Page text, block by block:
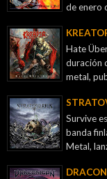
de enero
Hate
duración
metal,
Survive
banda
Metal,